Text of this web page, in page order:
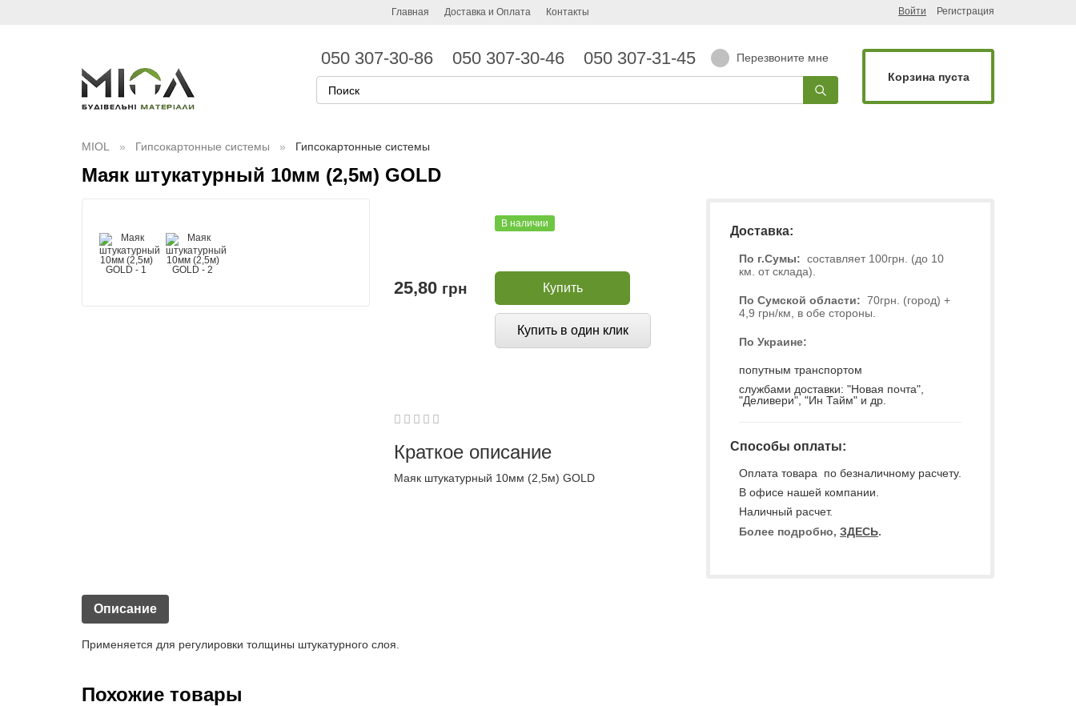
Войти Регистрация
Главная Доставка и Оплата Контакты
050 307-30-86 050 307-30-46 050 307-31-45
Перезвоните мне
Корзина пуста
MIOL Гипсокартонные системы Гипсокартонные системы
Маяк штукатурный 10мм (2,5м) GOLD
В наличии
25,80 грн Купить
Купить в один клик
12345
Краткое описание
Маяк штукатурный 10мм (2,5м) GOLD
Доставка:
По г.Сумы: составляет 100грн. (до 10
км. от склада).
По Сумской области: 70грн. (город) +
4,9 грн/км, в обе стороны.
По Украине:
попутным транспортом
службами доставки: "Новая почта",
"Деливери", "Ин Тайм" и др.
Способы оплаты:
Оплата товара по безналичному расчету.
В офисе нашей компании.
Наличный расчет.
Более подробно, ЗДЕСЬ.
Описание
Применяется для регулировки толщины штукатурного слоя.
Похожие товары